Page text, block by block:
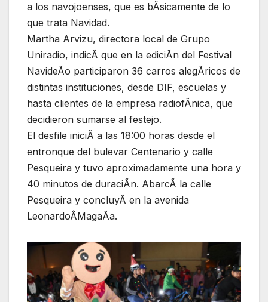
a los navojoenses, que es bÃsicamente de lo
que trata Navidad.
Martha Arvizu, directora local de Grupo
Uniradio, indicÃ que en la ediciÃn del Festival
NavideÃo participaron 36 carros alegÃricos de
distintas instituciones, desde DIF, escuelas y
hasta clientes de la empresa radiofÃnica, que
decidieron sumarse al festejo.
El desfile iniciÃ a las 18:00 horas desde el
entronque del bulevar Centenario y calle
Pesqueira y tuvo aproximadamente una hora y
40 minutos de duraciÃn. AbarcÃ la calle
Pesqueira y concluyÃ en la avenida
LeonardoÂMagaÃa.